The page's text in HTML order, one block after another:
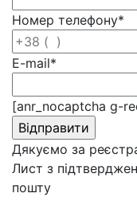
Номер телефону*
E-mail*
[anr_nocaptcha g-
Дякуємо за
Лист з
пошту